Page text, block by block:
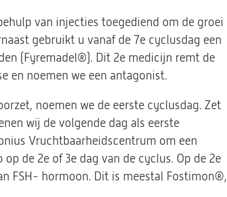
van injecties toegediend om de groei
gebruikt u vanaf de 7e cyclusdag een
(Fyremadel®). Dit 2e medicijn remt de
en noemen we een antagonist.
noemen we de eerste cyclusdag. Zet
wij de volgende dag als eerste
Vruchtbaarheidscentrum om een
de 2e of 3e dag van de cyclus. Op de 2e
FSH- hormoon. Dit is meestal Fostimon®,